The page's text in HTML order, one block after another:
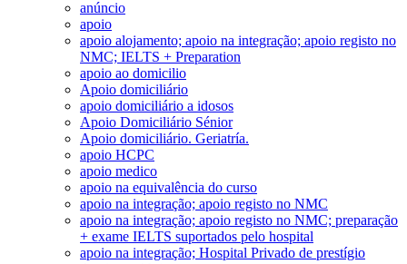
anúncio
apoio
apoio alojamento; apoio na integração; apoio registo no
NMC; IELTS + Preparation
apoio ao domicilio
Apoio domiciliário
apoio domiciliário a idosos
Apoio Domiciliário Sénior
Apoio domiciliário. Geriatría.
apoio HCPC
apoio medico
apoio na equivalência do curso
apoio na integração; apoio registo no NMC
apoio na integração; apoio registo no NMC; preparação
+ exame IELTS suportados pelo hospital
apoio na integração; Hospital Privado de prestígio